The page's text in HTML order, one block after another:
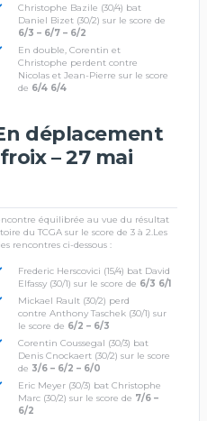
Christophe Bazile (30/4) bat
Daniel Bizet (30/2) sur le score de
6/3 – 6/7 – 6/2
En double, Corentin et
Christophe perdent contre
Nicolas et Jean-Pierre sur le score
de 6/4 6/4
déplacement
– 27 mai
équilibrée au vue du résultat
du TCGA sur le score de 3 à 2.Les
rencontres ci-dessous :
Frederic Herscovici (15/4) bat David
Elfassy (30/1) sur le score de 6/3 6/1
Mickael Rault (30/2) perd
contre Anthony Taschek (30/1) sur
le score de 6/2 – 6/3
Corentin Coussegal (30/3) bat
Denis Cnockaert (30/2) sur le score
de 3/6 – 6/2 – 6/0
Eric Meyer (30/3) bat Christophe
Marc (30/2) sur le score de 7/6 –
6/2